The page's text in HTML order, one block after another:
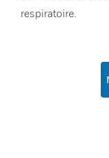
respiratoire.